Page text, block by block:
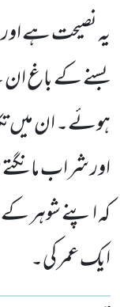
یہ نصیحت ہے
بسنے کے باغ
ہوئے۔ ان میں
اور شراب
کہ اپنے شوہر
ایک عمر کی۔